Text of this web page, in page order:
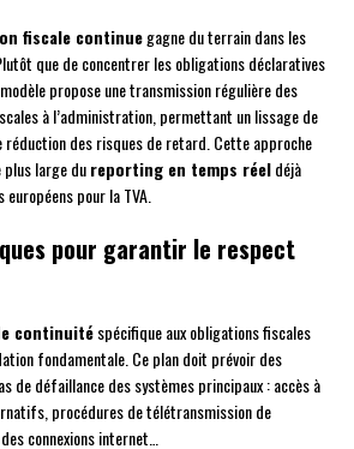
fiscale continuegagne du terrain dans les
que de concentrer les obligations déclaratives
propose une transmission régulière des
à l’administration, permettant un lissage de
réduction des risques de retard. Cette approche
plus large dureporting en temps réeldéjà
pour la TVA.
pour garantir le respect
continuitéspécifique aux obligations fiscales
fondamentale. Ce plan doit prévoir des
de défaillance des systèmes principaux : accès à
procédures de télétransmission de
connexions internet…